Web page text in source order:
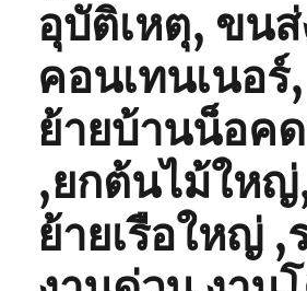
อุบัติเหตุ, ขน
คอนเทนเนอ
ย้ายบ้านน็อค
,ยกต้นไม้ให
ย้ายเรือใหญ่ ,